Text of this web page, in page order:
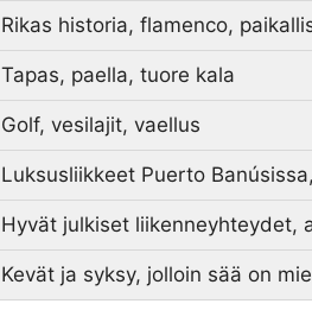
Rikas historia, flamenco,
Tapas, paella, tuore kala
Golf, vesilajit, vaellus
Luksusliikkeet Puerto
Hyvät julkiset liikenneyhteydet,
Kevät ja syksy, jolloin sää on